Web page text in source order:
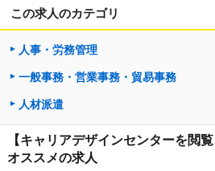
この求人のカテゴリ
人事・労務管理
一般事務・営業事務・貿易事務
人材派遣
【キャリアデザインセンターを閲
オススメの求人